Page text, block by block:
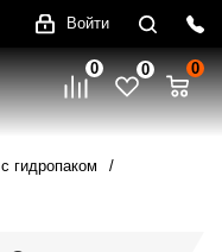
Войти
0 0 0
гидропаком